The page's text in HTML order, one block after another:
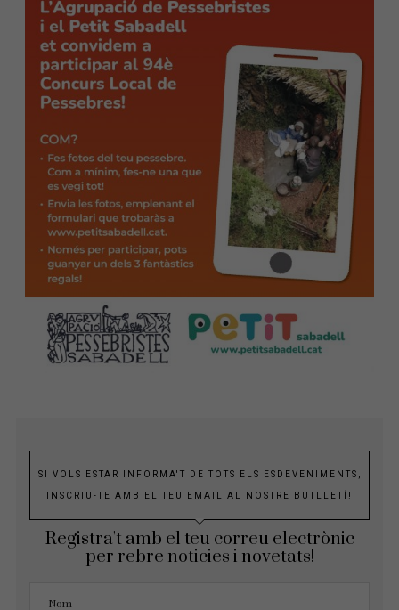
SI VOLS ESTAR INFORMA'T DE TOTS ELS ESDEVENIMENTS,
INSCRIU-TE AMB EL TEU EMAIL AL NOSTRE BUTLLETÍ!
Registra't amb el teu correu electrònic
per rebre noticies i novetats!